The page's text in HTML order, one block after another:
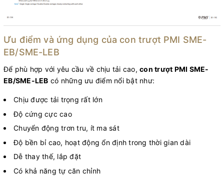
Ưu điểm và ứng dụng của con trượt PMI SME-
EB/SME-LEB
Để phù hợp với yêu cầu về chịu tải cao, con trượt PMI SME-
EB/SME-LEB có những ưu điểm nổi bật như:
Chịu được tải trọng rất lớn
Độ cứng cực cao
Chuyển động trơn tru, ít ma sát
Độ bền bỉ cao, hoạt động ổn định trong thời gian dài
Dễ thay thế, lắp đặt
Có khả năng tự căn chỉnh